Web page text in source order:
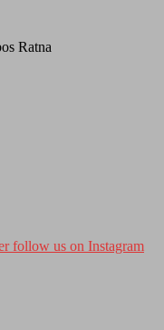
Ratna
follow us on Instagram